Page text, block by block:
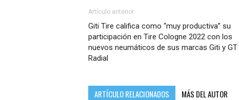
Artículo anterior
Giti Tire califica como “muy productiva” su
participación en Tire Cologne 2022 con los
nuevos neumáticos de sus marcas Giti y GT
Radial
ARTÍCULO RELACIONADOS MÁS DEL AUTOR